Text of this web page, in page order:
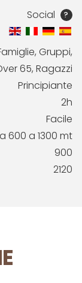
Social ?
Gruppi,
65, Ragazzi
Principiante
2h
Facile
600 a 1300 mt
900
2120